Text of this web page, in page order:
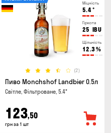
Міцність
5.4°
Гіркота
25 IBU
Щільність
12.3%
(2)
Пиво Monchshof Landbier 0.5л
Світле, Фільтроване, 5.4°
123,50
грн за 1 шт